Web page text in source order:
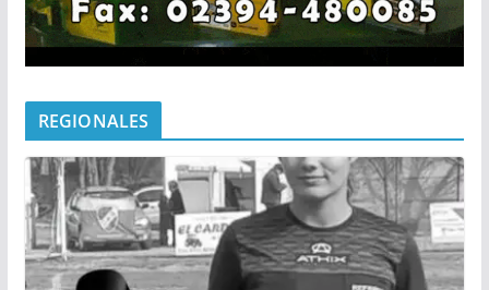
REGIONALES